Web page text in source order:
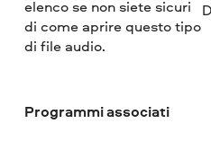
elenco se non siete sicuri
di come aprire questo tipo
di file audio.
Programmi associati